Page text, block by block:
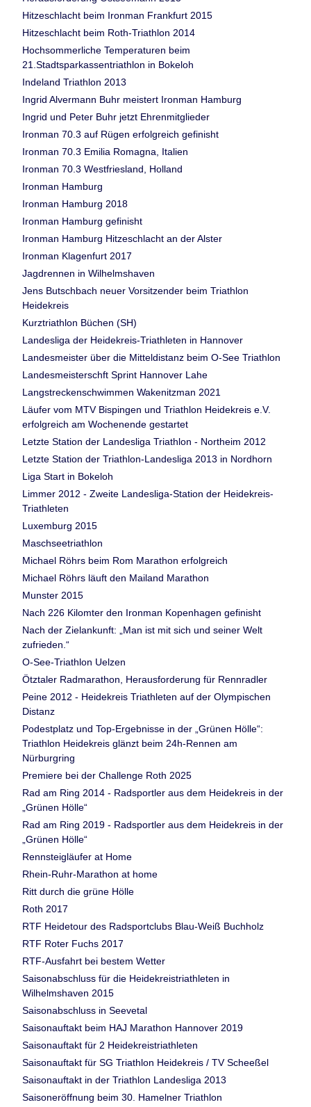
Hitzeschlacht beim Ironman Frankfurt 2015
Hitzeschlacht beim Roth-Triathlon 2014
Hochsommerliche Temperaturen beim
21.Stadtsparkassentriathlon in Bokeloh
Indeland Triathlon 2013
Ingrid Alvermann Buhr meistert Ironman Hamburg
Ingrid und Peter Buhr jetzt Ehrenmitglieder
Ironman 70.3 auf Rügen erfolgreich gefinisht
Ironman 70.3 Emilia Romagna, Italien
Ironman 70.3 Westfriesland, Holland
Ironman Hamburg
Ironman Hamburg 2018
Ironman Hamburg gefinisht
Ironman Hamburg Hitzeschlacht an der Alster
Ironman Klagenfurt 2017
Jagdrennen in Wilhelmshaven
Jens Butschbach neuer Vorsitzender beim Triathlon
Heidekreis
Kurztriathlon Büchen (SH)
Landesliga der Heidekreis-Triathleten in Hannover
Landesmeister über die Mitteldistanz beim O-See Triathlon
Landesmeisterschft Sprint Hannover Lahe
Langstreckenschwimmen Wakenitzman 2021
Läufer vom MTV Bispingen und Triathlon Heidekreis e.V.
erfolgreich am Wochenende gestartet
Letzte Station der Landesliga Triathlon - Northeim 2012
Letzte Station der Triathlon-Landesliga 2013 in Nordhorn
Liga Start in Bokeloh
Limmer 2012 - Zweite Landesliga-Station der Heidekreis-
Triathleten
Luxemburg 2015
Maschseetriathlon
Michael Röhrs beim Rom Marathon erfolgreich
Michael Röhrs läuft den Mailand Marathon
Munster 2015
Nach 226 Kilomter den Ironman Kopenhagen gefinisht
Nach der Zielankunft: „Man ist mit sich und seiner Welt
zufrieden.“
O-See-Triathlon Uelzen
Ötztaler Radmarathon, Herausforderung für Rennradler
Peine 2012 - Heidekreis Triathleten auf der Olympischen
Distanz
Podestplatz und Top-Ergebnisse in der „Grünen Hölle“:
Triathlon Heidekreis glänzt beim 24h-Rennen am
Nürburgring
Premiere bei der Challenge Roth 2025
Rad am Ring 2014 - Radsportler aus dem Heidekreis in der
„Grünen Hölle“
Rad am Ring 2019 - Radsportler aus dem Heidekreis in der
„Grünen Hölle“
Rennsteigläufer at Home
Rhein-Ruhr-Marathon at home
Ritt durch die grüne Hölle
Roth 2017
RTF Heidetour des Radsportclubs Blau-Weiß Buchholz
RTF Roter Fuchs 2017
RTF-Ausfahrt bei bestem Wetter
Saisonabschluss für die Heidekreistriathleten in
Wilhelmshaven 2015
Saisonabschluss in Seevetal
Saisonauftakt beim HAJ Marathon Hannover 2019
Saisonauftakt für 2 Heidekreistriathleten
Saisonauftakt für SG Triathlon Heidekreis / TV Scheeßel
Saisonauftakt in der Triathlon Landesliga 2013
Saisoneröffnung beim 30. Hamelner Triathlon